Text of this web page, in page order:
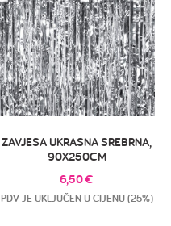
ZAVJESA UKRASNA SREBRNA,
90X250CM
6,50€
PDV JE UKLJUČEN U CIJENU (25%)